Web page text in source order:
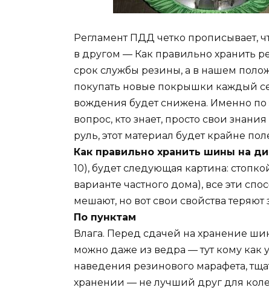
Регламент ПДД четко прописывает,
в другом — Как правильно хранить
срок службы резины, а в нашем
покупать новые покрышки каждый
вождения будет снижена. Именно по
вопрос, кто знает, просто свои
руль, этот материал будет крайне
Как правильно хранить шины на
10), будет следующая картина:
варианте частного дома), все эти
мешают, но вот свои свойства теряют
По пунктам
Влага. Перед сдачей на хранение
можно даже из ведра — тут кому как
наведения резинового марафета,
хранении — не лучший друг для